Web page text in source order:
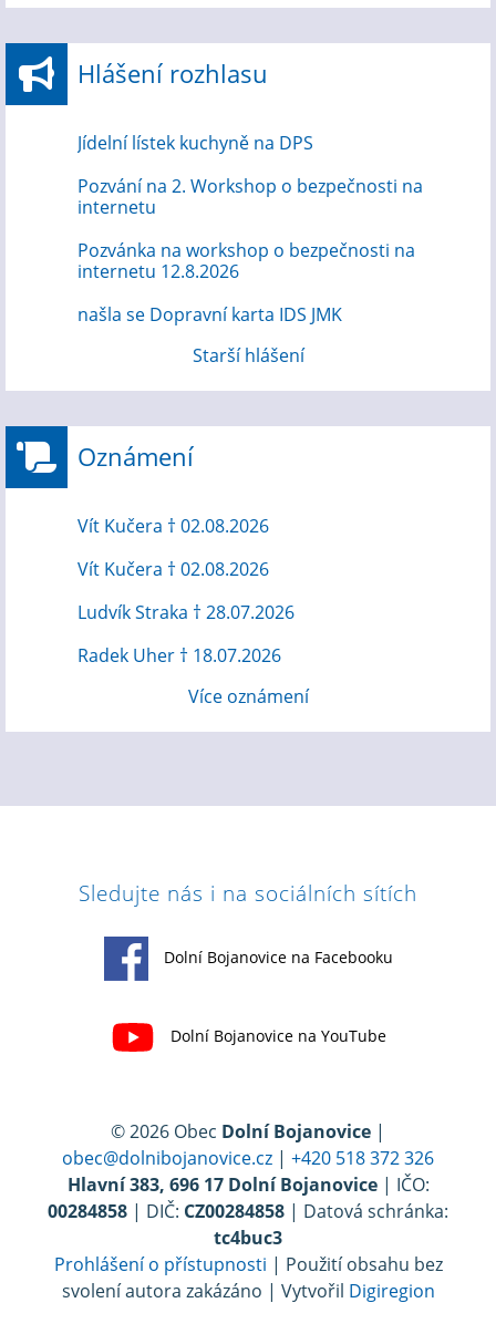
Hlášení rozhlasu
Jídelní lístek kuchyně na DPS
Pozvání na 2. Workshop o bezpečnosti na
internetu
Pozvánka na workshop o bezpečnosti na
internetu 12.8.2026
našla se Dopravní karta IDS JMK
Starší hlášení
Oznámení
Vít Kučera † 02.08.2026
Vít Kučera † 02.08.2026
Ludvík Straka † 28.07.2026
Radek Uher † 18.07.2026
Více oznámení
Sledujte nás i na sociálních sítích
Dolní Bojanovice na Facebooku
Dolní Bojanovice na YouTube
© 2026 Obec Dolní Bojanovice |
obec@dolnibojanovice.cz | +420 518 372 326
Hlavní 383, 696 17 Dolní Bojanovice| IČO:
00284858 | DIČ: CZ00284858 | Datová schránka:
tc4buc3
Prohlášení o přístupnosti | Použití obsahu bez
svolení autora zakázáno | Vytvořil Digiregion